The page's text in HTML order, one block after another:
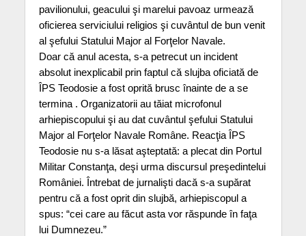
pavilionului, geacului şi marelui pavoaz urmează
oficierea serviciului religios şi cuvântul de bun venit
al şefului Statului Major al Forţelor Navale.
Doar că anul acesta, s-a petrecut un incident
absolut inexplicabil prin faptul că slujba oficiată de
ÎPS Teodosie a fost oprită brusc înainte de a se
termina . Organizatorii au tăiat microfonul
arhiepiscopului şi au dat cuvântul şefului Statului
Major al Forţelor Navale Române. Reacţia ÎPS
Teodosie nu s-a lăsat aşteptată: a plecat din Portul
Militar Constanţa, deşi urma discursul preşedintelui
României. Întrebat de jurnalişti dacă s-a supărat
pentru că a fost oprit din slujbă, arhiepiscopul a
spus: “cei care au făcut asta vor răspunde în faţa
lui Dumnezeu.”